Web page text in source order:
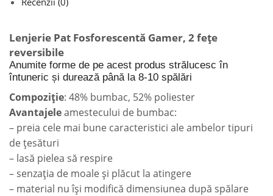
Lenjerie Pat Fosforescentă Gamer, 2 fețe
reversibile
Anumite forme de pe acest produs strălucesc în
întuneric și durează până la 8-10 spălări
Compoziție: 48% bumbac, 52% poliester
Avantajeleamestecului de bumbac:
– preia cele mai bune caracteristici ale ambelor tipuri
de țesături
– lasă pielea să respire
– senzația de moale și plăcut la atingere
– material nu își modifică dimensiunea după spălare